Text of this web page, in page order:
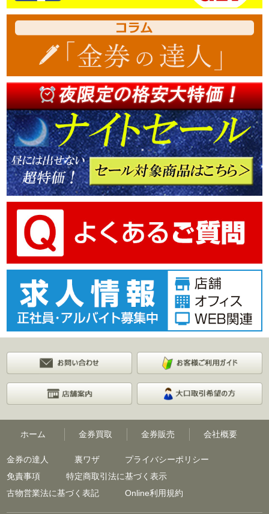
ホーム 金券買取 金券販売 会社概要
金券の達人 裏ワザ
プライバシーポリシー
免責事項
特定商取引法に基づく表示
古物営業法に基づく表記
Online利用規約